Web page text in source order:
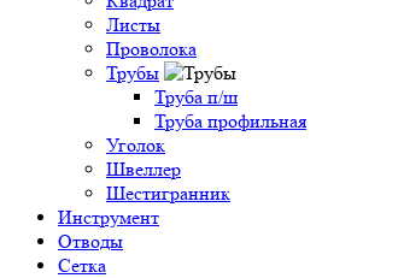
Листы
Проволока
Трубы
Труба п/ш
Труба профильная
Уголок
Швеллер
Шестигранник
Инструмент
Отводы
Сетка